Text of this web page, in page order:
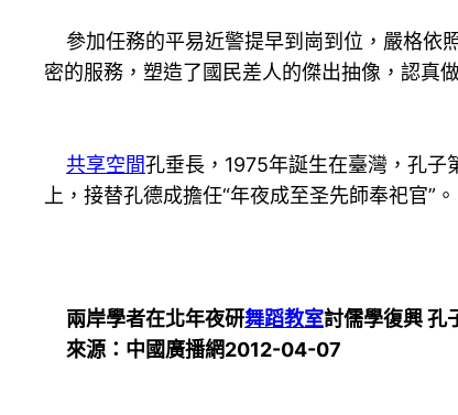
參加任務的平易近警提早到崗到位，嚴格依
密的服務，塑造了國民差人的傑出抽像，認真
共享空間孔垂長，1975年誕生在臺灣，孔子
上，接替孔德成擔任“年夜成至圣先師奉祀官”
兩岸學者在北年夜研舞蹈教室討儒學復興 孔
來源：中國廣播網2012-04-07